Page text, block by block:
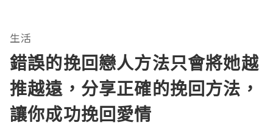
生活
錯誤的挽回戀人方法只會將她越
推越遠，分享正確的挽回方法，
讓你成功挽回愛情